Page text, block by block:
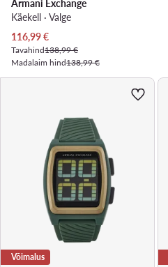
Armani Exchange
Käekell · Valge
Praegune hind
116,99€
Tavahind138,99 €
Madalaim hind138,99 €
Võimalus